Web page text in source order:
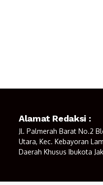
Alamat Redaksi :
Jl. Palmerah Barat No.2
Utara, Kec. Kebayoran
Daerah Khusus Ibukota